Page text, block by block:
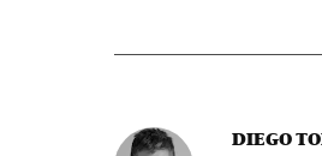
DIEGO